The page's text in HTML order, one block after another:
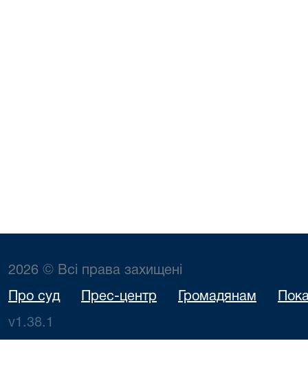
2026 © Всі права захищені
Про суд Прес-центр Громадянам
v1.38.1